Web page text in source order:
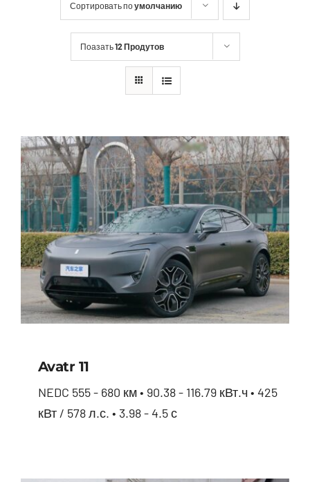
Сортировать поумолчанию
Поазать12 Продутов
Avatr 11
NEDC 555 - 680 км • 90.38 - 116.79 кВт.ч • 425
кВт / 578 л.с. • 3.98 - 4.5 с